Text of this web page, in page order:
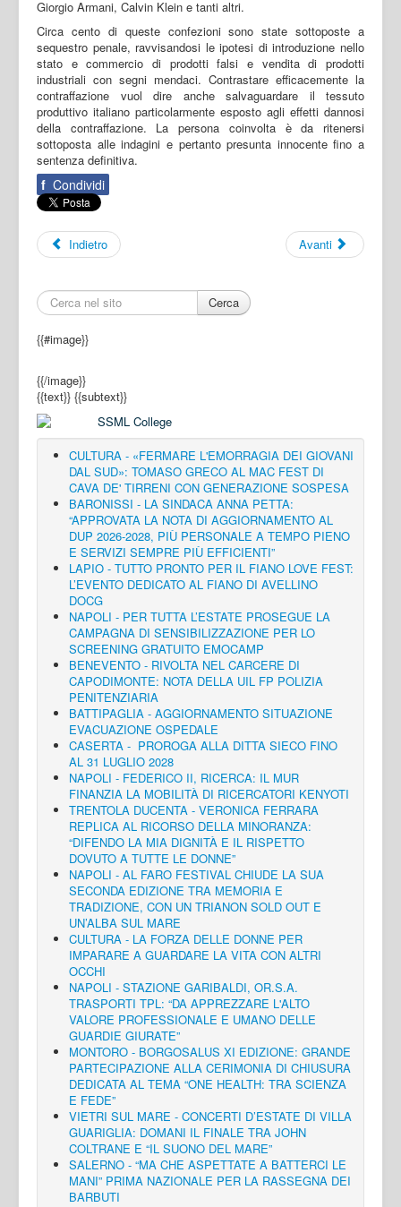
Giorgio Armani, Calvin Klein e tanti altri.
Circa cento di queste confezioni sono state sottoposte a
sequestro penale, ravvisandosi le ipotesi di introduzione nello
stato e commercio di prodotti falsi e vendita di prodotti
industriali con segni mendaci. Contrastare efficacemente la
contraffazione vuol dire anche salvaguardare il tessuto
produttivo italiano particolarmente esposto agli effetti dannosi
della contraffazione. La persona coinvolta è da ritenersi
sottoposta alle indagini e pertanto presunta innocente fino a
sentenza definitiva.
f Condividi
Indietro Avanti
Cerca
{{#image}}
{{/image}}
{{text}} {{subtext}}
CULTURA - «FERMARE L'EMORRAGIA DEI GIOVANI
DAL SUD»: TOMASO GRECO AL MAC FEST DI
CAVA DE' TIRRENI CON GENERAZIONE SOSPESA
BARONISSI - LA SINDACA ANNA PETTA:
“APPROVATA LA NOTA DI AGGIORNAMENTO AL
DUP 2026-2028, PIÙ PERSONALE A TEMPO PIENO
E SERVIZI SEMPRE PIÙ EFFICIENTI”
LAPIO - TUTTO PRONTO PER IL FIANO LOVE FEST:
L’EVENTO DEDICATO AL FIANO DI AVELLINO
DOCG
NAPOLI - PER TUTTA L’ESTATE PROSEGUE LA
CAMPAGNA DI SENSIBILIZZAZIONE PER LO
SCREENING GRATUITO EMOCAMP
BENEVENTO - RIVOLTA NEL CARCERE DI
CAPODIMONTE: NOTA DELLA UIL FP POLIZIA
PENITENZIARIA
BATTIPAGLIA - AGGIORNAMENTO SITUAZIONE
EVACUAZIONE OSPEDALE
CASERTA - PROROGA ALLA DITTA SIECO FINO
AL 31 LUGLIO 2028
NAPOLI - FEDERICO II, RICERCA: IL MUR
FINANZIA LA MOBILITÀ DI RICERCATORI KENYOTI
TRENTOLA DUCENTA - VERONICA FERRARA
REPLICA AL RICORSO DELLA MINORANZA:
“DIFENDO LA MIA DIGNITÀ E IL RISPETTO
DOVUTO A TUTTE LE DONNE”
NAPOLI - AL FARO FESTIVAL CHIUDE LA SUA
SECONDA EDIZIONE TRA MEMORIA E
TRADIZIONE, CON UN TRIANON SOLD OUT E
UN’ALBA SUL MARE
CULTURA - LA FORZA DELLE DONNE PER
IMPARARE A GUARDARE LA VITA CON ALTRI
OCCHI
NAPOLI - STAZIONE GARIBALDI, OR.S.A.
TRASPORTI TPL: “DA APPREZZARE L'ALTO
VALORE PROFESSIONALE E UMANO DELLE
GUARDIE GIURATE”
MONTORO - BORGOSALUS XI EDIZIONE: GRANDE
PARTECIPAZIONE ALLA CERIMONIA DI CHIUSURA
DEDICATA AL TEMA “ONE HEALTH: TRA SCIENZA
E FEDE”
VIETRI SUL MARE - CONCERTI D’ESTATE DI VILLA
GUARIGLIA: DOMANI IL FINALE TRA JOHN
COLTRANE E “IL SUONO DEL MARE”
SALERNO - “MA CHE ASPETTATE A BATTERCI LE
MANI” PRIMA NAZIONALE PER LA RASSEGNA DEI
BARBUTI